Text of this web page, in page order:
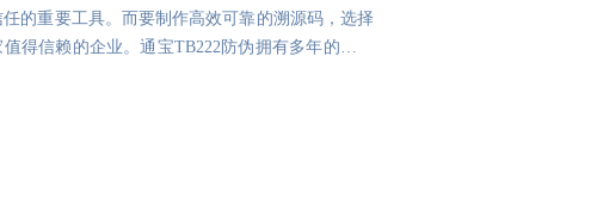
的重要工具。而要制作高效可靠的溯源码，选择
得信赖的企业。通宝TB222防伪拥有多年的防伪